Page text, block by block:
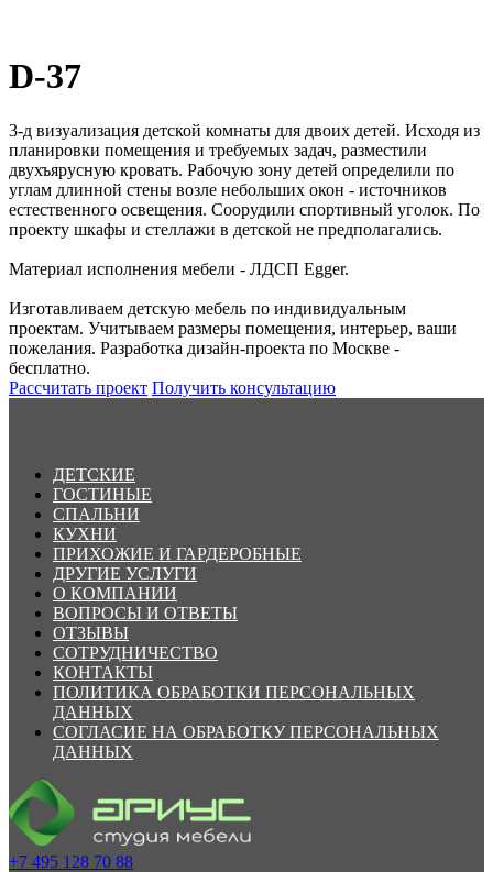
D-37
3-д визуализация детской комнаты для двоих детей. Исходя из
планировки помещения и требуемых задач, разместили
двухъярусную кровать. Рабочую зону детей определили по
углам длинной стены возле небольших окон - источников
естественного освещения. Соорудили спортивный уголок. По
проекту шкафы и стеллажи в детской не предполагались.
Материал исполнения мебели - ЛДСП Egger.
Изготавливаем детскую мебель по индивидуальным
проектам. Учитываем размеры помещения, интерьер, ваши
пожелания. Разработка дизайн-проекта по Москве -
бесплатно.
Рассчитать проект Получить консультацию
ДЕТСКИЕ
ГОСТИНЫЕ
СПАЛЬНИ
КУХНИ
ПРИХОЖИЕ И ГАРДЕРОБНЫЕ
ДРУГИЕ УСЛУГИ
О КОМПАНИИ
ВОПРОСЫ И ОТВЕТЫ
ОТЗЫВЫ
СОТРУДНИЧЕСТВО
КОНТАКТЫ
ПОЛИТИКА ОБРАБОТКИ ПЕРСОНАЛЬНЫХ
ДАННЫХ
СОГЛАСИЕ НА ОБРАБОТКУ ПЕРСОНАЛЬНЫХ
ДАННЫХ
+7 495 128 70 88